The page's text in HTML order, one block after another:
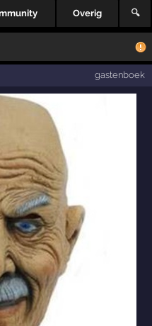
Overig 🔍
gastenboek